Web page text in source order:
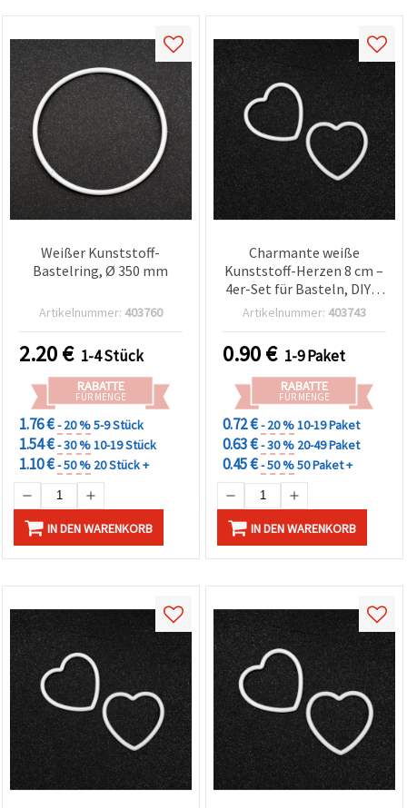
Weißer Kunststoff-
Bastelring, Ø 350 mm
Artikelnummer: 403760
2.20€ 1-4 Stück
RABATTE
FÜR MENGE
1.76 €- 20 %5-9 Stück
1.54 €- 30 %10-19 Stück
1.10 €- 50 % 20 Stück +
IN DEN WARENKORB
Charmante weiße
Kunststoff-Herzen 8 cm –
4er-Set für Basteln, DIY &
Feiertagsdeko
Artikelnummer: 403743
0.90€ 1-9 Paket
RABATTE
FÜR MENGE
0.72 €- 20 %10-19 Paket
0.63 €- 30 % 20-49 Paket
0.45 €- 50 %50 Paket +
IN DEN WARENKORB